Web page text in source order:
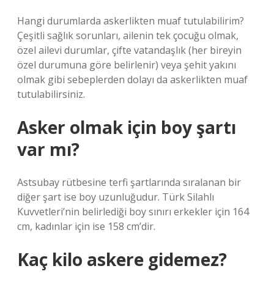
Hangi durumlarda askerlikten muaf tutulabilirim?
Çeşitli sağlık sorunları, ailenin tek çocuğu olmak,
özel ailevi durumlar, çifte vatandaşlık (her bireyin
özel durumuna göre belirlenir) veya şehit yakını
olmak gibi sebeplerden dolayı da askerlikten muaf
tutulabilirsiniz.
Asker olmak için boy şartı
var mı?
Astsubay rütbesine terfi şartlarında sıralanan bir
diğer şart ise boy uzunluğudur. Türk Silahlı
Kuvvetleri’nin belirlediği boy sınırı erkekler için 164
cm, kadınlar için ise 158 cm’dir.
Kaç kilo askere gidemez?